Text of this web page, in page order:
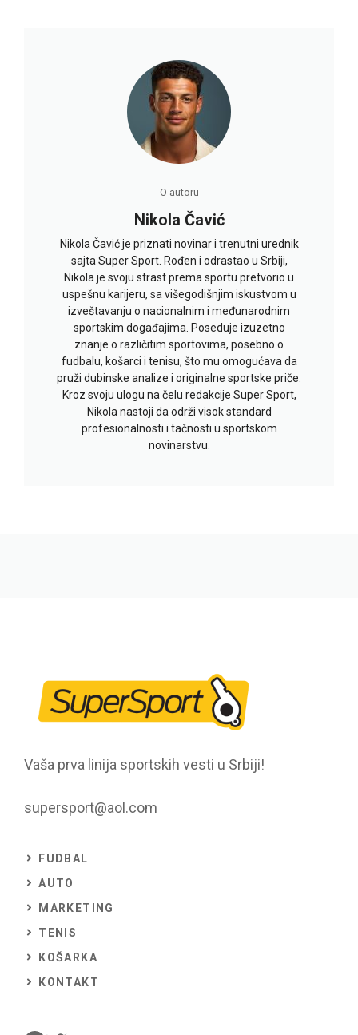
O autoru
Nikola Čavić
Nikola Čavić je priznati novinar i trenutni urednik
sajta Super Sport. Rođen i odrastao u Srbiji,
Nikola je svoju strast prema sportu pretvorio u
uspešnu karijeru, sa višegodišnjim iskustvom u
izveštavanju o nacionalnim i međunarodnim
sportskim događajima. Poseduje izuzetno
znanje o različitim sportovima, posebno o
fudbalu, košarci i tenisu, što mu omogućava da
pruži dubinske analize i originalne sportske priče.
Kroz svoju ulogu na čelu redakcije Super Sport,
Nikola nastoji da održi visok standard
profesionalnosti i tačnosti u sportskom
novinarstvu.
Vaša prva linija sportskih vesti u Srbiji!
supersport@aol.com
FUDBAL
AUTO
MARKETING
TENIS
KOŠARKA
KONTAKT